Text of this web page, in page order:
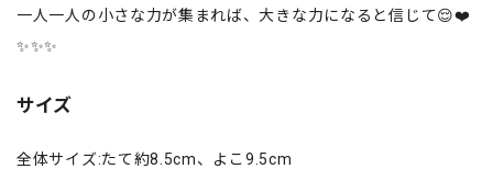
一人一人の小さな力が集まれば、大きな力になると信じて😌❤️
✨✨✨
サイズ
全体サイズ:たて約8.5cm、よこ9.5cm